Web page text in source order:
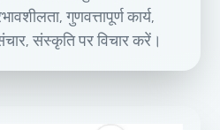
गुणवत्तापूर्ण कार्य,
संस्कृति पर विचार करें।